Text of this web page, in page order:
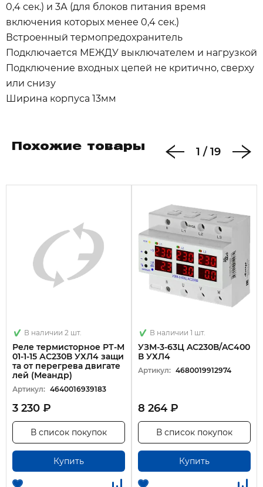
0,4 сек.) и 3А (для блоков питания время
включения которых менее 0,4 сек.)
Встроенный термопредохранитель
Подключается МЕЖДУ выключателем и нагрузкой
Подключение входных цепей не критично, сверху
или снизу
Ширина корпуса 13мм
Похожие товары 1 / 19
В наличии 2 шт.
Реле термисторное РТ-М
01-1-15 АС230В УХЛ4 защи
та от перегрева двигате
лей (Меандр)
Артикул: 4640016939183
3 230 ₽
Купить
В список покупок
В наличии 1 шт.
УЗМ-3-63Ц AC230В/AC400
В УХЛ4
Артикул: 4680019912974
8 264 ₽
Купить
В список покупок